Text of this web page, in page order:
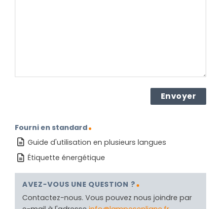
Fourni en standard
Guide d'utilisation en plusieurs langues
Étiquette énergétique
AVEZ-VOUS UNE QUESTION ?
Contactez-nous. Vous pouvez nous joindre par